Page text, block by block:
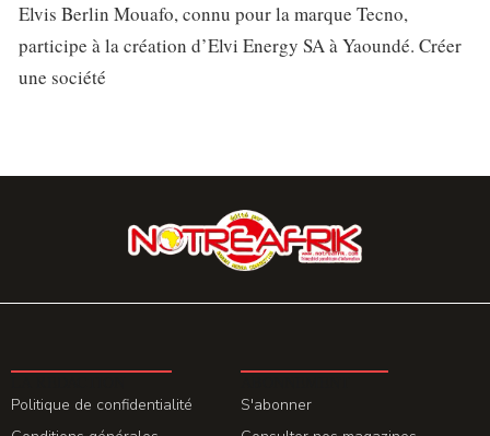
Elvis Berlin Mouafo, connu pour la marque Tecno,
participe à la création d’Elvi Energy SA à Yaoundé. Créer
une société
Politique de confidentialité
S'abonner